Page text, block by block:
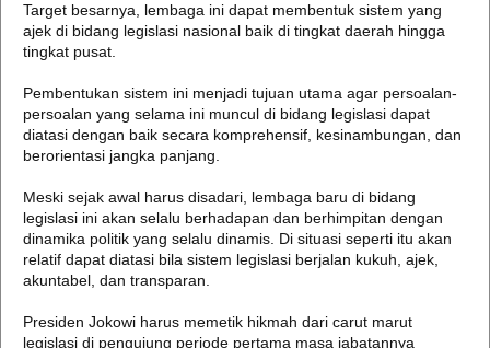
Target besarnya, lembaga ini dapat membentuk sistem yang
ajek di bidang legislasi nasional baik di tingkat daerah hingga
tingkat pusat.
Pembentukan sistem ini menjadi tujuan utama agar persoalan-
persoalan yang selama ini muncul di bidang legislasi dapat
diatasi dengan baik secara komprehensif, kesinambungan, dan
berorientasi jangka panjang.
Meski sejak awal harus disadari, lembaga baru di bidang
legislasi ini akan selalu berhadapan dan berhimpitan dengan
dinamika politik yang selalu dinamis. Di situasi seperti itu akan
relatif dapat diatasi bila sistem legislasi berjalan kukuh, ajek,
akuntabel, dan transparan.
Presiden Jokowi harus memetik hikmah dari carut marut
legislasi di pengujung periode pertama masa jabatannya